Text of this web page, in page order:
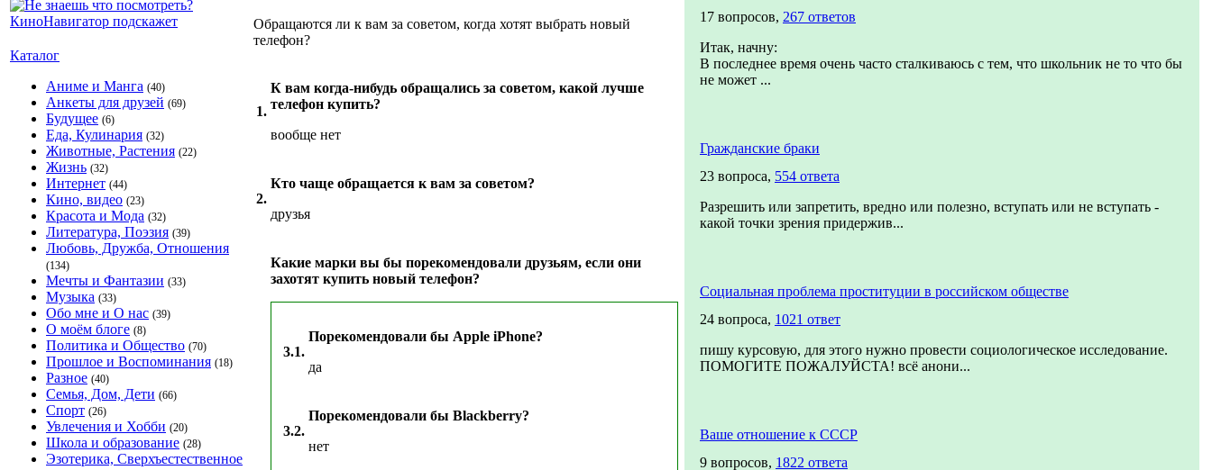
Каталог
Аниме и Манга (40)
Анкеты для друзей (69)
Будущее (6)
Еда, Кулинария (32)
Животные, Растения (22)
Жизнь (32)
Интернет (44)
Кино, видео (23)
Красота и Мода (32)
Литература, Поэзия (39)
Любовь, Дружба, Отношения
(134)
Мечты и Фантазии (33)
Музыка (33)
Обо мне и О нас (39)
О моём блоге (8)
Политика и Общество (70)
Прошлое и Воспоминания (18)
Разное (40)
Семья, Дом, Дети (66)
Спорт (26)
Увлечения и Хобби (20)
Школа и образование (28)
Эзотерика, Сверхъестественное
Обращаются ли к вам за советом, когда хотят выбрать новый
телефон?
1.
К вам когда-нибудь обращались за советом, какой лучше
телефон купить?
вообще нет
2.
Кто чаще обращается к вам за советом?
друзья
Какие марки вы бы порекомендовали друзьям, если они
захотят купить новый телефон?
3.1.
Порекомендовали бы Apple iPhone?
да
3.2.
Порекомендовали бы Blackberry?
нет
17 вопросов, 267 ответов
Итак, начну:
В последнее время очень часто сталкиваюсь с тем, что школьник не то что бы
не может ...
Гражданские браки
23 вопроса, 554 ответа
Разрешить или запретить, вредно или полезно, вступать или не вступать -
какой точки зрения придержив...
Социальная проблема проституции в российском обществе
24 вопроса, 1021 ответ
пишу курсовую, для этого нужно провести социологическое исследование.
ПОМОГИТЕ ПОЖАЛУЙСТА! всё анони...
Ваше отношение к СССР
9 вопросов, 1822 ответа